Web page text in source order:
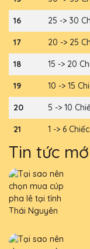
16 25 -> 30
17 20 -> 25
18 15 -> 20
19 10 -> 15
20 5 -> 10
21 1 -> 6 Chiếc
Tin tức